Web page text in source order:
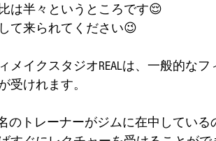
は半々というところです😌
て来られてください😉
メイクスタジオREALは、一般的な
受けれます。
のトレーナーがジムに在中してい